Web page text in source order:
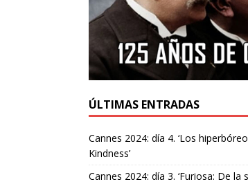
ÚLTIMAS ENTRADAS
Cannes 2024: día 4. ‘Los
Kindness’
Cannes 2024: día 3. ‘Furiosa: De la